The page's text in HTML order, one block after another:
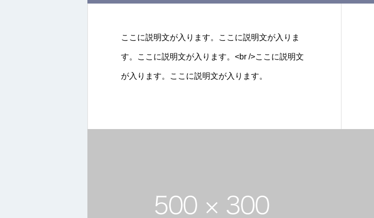
ここに説明文が入ります。ここに説明文が入りま
す。ここに説明文が入ります。<br />ここに説明文
が入ります。ここに説明文が入ります。